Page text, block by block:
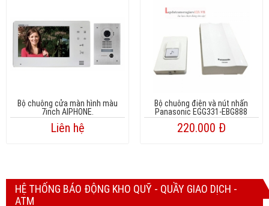
Bộ chuông cửa màn hình màu
7inch AIPHONE.
Liên hệ
Bộ chuông điện và nút nhấn
Panasonic EGG331-EBG888
220.000 Đ
HỆ THỐNG BÁO ĐỘNG KHO QUỸ - QUẦY GIAO DỊCH -
ATM